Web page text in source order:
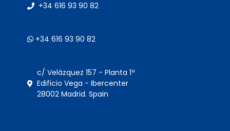
+34 616 93 90 82
+34 616 93 90 82
c/ Velázquez 157 - Planta 1ª
Edificio Vega - Ibercenter
28002 Madrid. Spain